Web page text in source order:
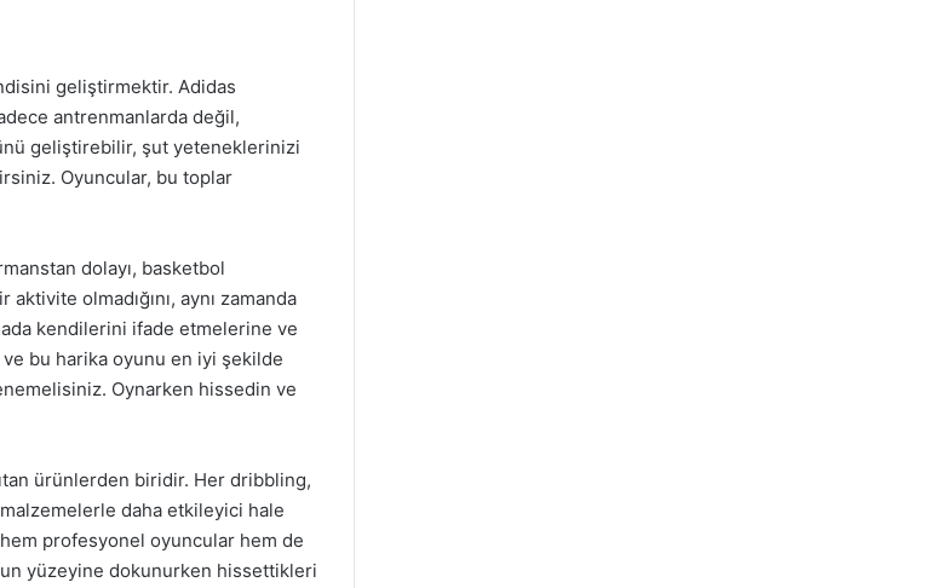
geliştirmektir. Adidas
antrenmanlarda değil,
geliştirebilir, şut yeteneklerinizi
Oyuncular, bu toplar
dolayı, basketbol
olmadığını, aynı zamanda
kendilerini ifade etmelerine ve
ve bu harika oyunu en iyi şekilde
Oynarken hissedin ve
ürünlerden biridir. Her dribbling,
daha etkileyici hale
profesyonel oyuncular hem de
yüzeyine dokunurken hissettikleri